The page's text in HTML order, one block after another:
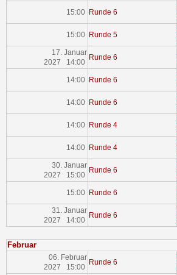
15:00 Runde 6
15:00 Runde 5
17. Januar
2027 14:00
Runde 6
14:00 Runde 6
14:00 Runde 6
14:00 Runde 4
14:00 Runde 4
30. Januar
2027 15:00
Runde 6
15:00 Runde 6
31. Januar
2027 14:00
Runde 6
Februar
06. Februar
2027 15:00
Runde 6